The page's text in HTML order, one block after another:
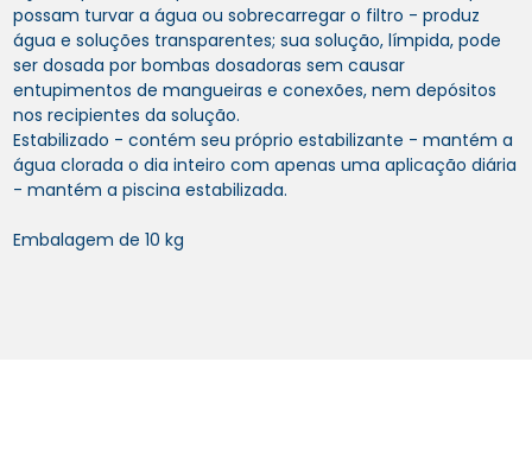
possam turvar a água ou sobrecarregar o filtro - produz
água e soluções transparentes; sua solução, límpida, pode
ser dosada por bombas dosadoras sem causar
entupimentos de mangueiras e conexões, nem depósitos
nos recipientes da solução.
Estabilizado - contém seu próprio estabilizante - mantém a
água clorada o dia inteiro com apenas uma aplicação diária
- mantém a piscina estabilizada.
Embalagem de 10 kg